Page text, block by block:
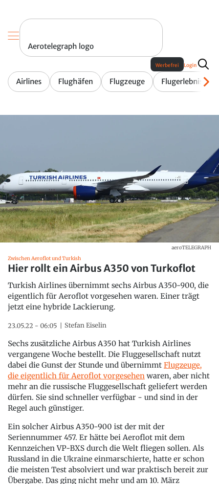
Aerotelegraph logo
Airlines Flughäfen Flugzeuge Flugerlebnis
Werbefrei Login
aeroTELEGRAPH
Zwischen Aeroflot und Turkish
Hier rollt ein Airbus A350 von Turkoflot
Turkish Airlines übernimmt sechs Airbus A350-900, die
eigentlich für Aeroflot vorgesehen waren. Einer trägt
jetzt eine hybride Lackierung.
23.05.22 - 06:05 Stefan Eiselin
Sechs zusätzliche Airbus A350 hat Turkish Airlines
vergangene Woche bestellt. Die Fluggesellschaft nutzt
dabei die Gunst der Stunde und übernimmt Flugzeuge,
die eigentlich für Aeroflot vorgesehen waren, aber nicht
mehr an die russische Fluggesellschaft geliefert werden
dürfen. Sie sind schneller verfügbar - und sind in der
Regel auch günstiger.
Ein solcher Airbus A350-900 ist der mit der
Seriennummer 457. Er hätte bei Aeroflot mit dem
Kennzeichen VP-BXS durch die Welt fliegen sollen. Als
Russland in die Ukraine einmarschierte, hatte er schon
die meisten Test absolviert und war praktisch bereit zur
Übergabe. Das ging nicht mehr und am 10. März